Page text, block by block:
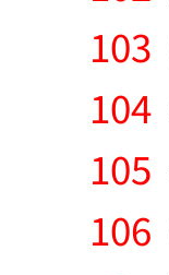
103
104
105
106